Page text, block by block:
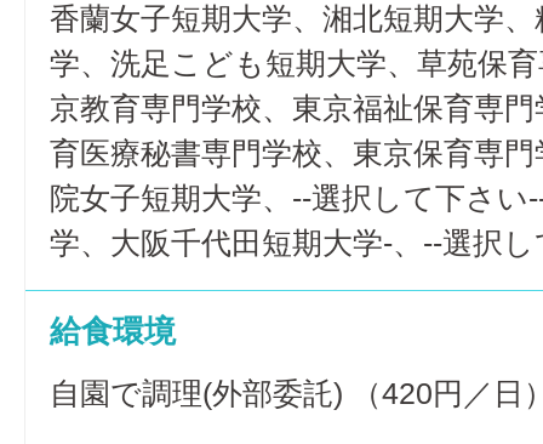
香蘭女子短期大学、湘北短期大学
学、洗足こども短期大学、草苑保
京教育専門学校、東京福祉保育専
育医療秘書専門学校、東京保育専
院女子短期大学、--選択して下さい
学、大阪千代田短期大学-、--選択
給食環境
自園で調理(外部委託) （420円／日